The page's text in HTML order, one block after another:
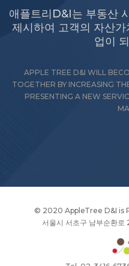
애플트리D&I는 부동산
제시하여 고객의 자산
업이
APPLE TREE D&I WILL
TOGETHER BY INCREASING
PRESENTING A NEW
© 2020 AppleTree D&I is
서울시 서초구 남부순환